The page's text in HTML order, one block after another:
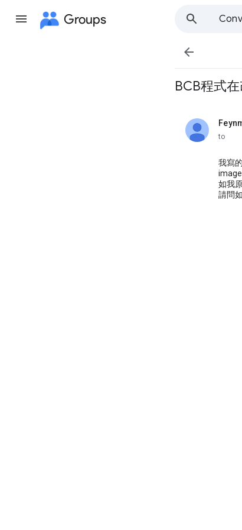
Groups

BCB程式
to
我寫
image
如我
請問